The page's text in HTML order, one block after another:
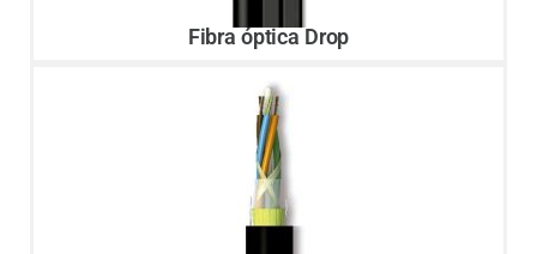
Fibra óptica Drop